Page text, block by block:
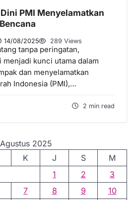
PMI Menyelamatkan
14/08/2025 289 Views
tanpa peringatan,
menjadi kunci utama dalam
dan menyelamatkan
Indonesia (PMI),…
2 min read
Agustus 2025
K J S
M
1
2
3
7 8 9
10